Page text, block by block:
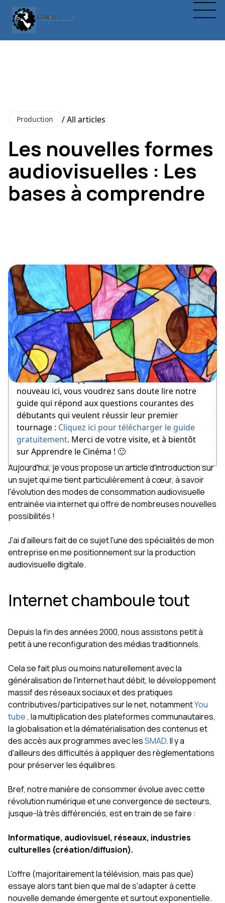
Production / All articles
Les nouvelles formes
audiovisuelles : Les
bases à comprendre
February 15, 2015
Bienvenue sur Apprendre le Cinéma ! Si vous êtes
nouveau ici, vous voudrez sans doute lire notre
guide qui répond aux questions courantes des
débutants qui veulent réussir leur premier
tournage : Cliquez ici pour télécharger le guide
gratuitement. Merci de votre visite, et à bientôt
sur Apprendre le Cinéma ! 🙂
Aujourd'hui, je vous propose un article d'introduction sur
un sujet qui me tient particulièrement à cœur, à savoir
l'évolution des modes de consommation audiovisuelle
entrainée via internet qui offre de nombreuses nouvelles
possibilités !
J'ai d'ailleurs fait de ce sujet l'une des spécialités de mon
entreprise en me positionnement sur la production
audiovisuelle digitale.
Internet chamboule tout
Depuis la fin des années 2000, nous assistons petit à
petit à une reconfiguration des médias traditionnels.
Cela se fait plus ou moins naturellement avec la
généralisation de l'internet haut débit, le développement
massif des réseaux sociaux et des pratiques
contributives/participatives sur le net, notammentYou
tube, la multiplication des plateformes communautaires,
la globalisation et la dématérialisation des contenus et
des accès aux programmes avec lesSMAD. Il y a
d'ailleurs des difficultés à appliquer des règlementations
pour préserver les équilibres.
Bref, notre manière de consommer évolue avec cette
révolution numérique et une convergence de secteurs,
jusque-là très différenciés, est en train de se faire :
Informatique, audiovisuel, réseaux, industries
culturelles (création/diffusion).
L'offre (majoritairement la télévision, mais pas que)
essaye alors tant bien que mal de s'adapter à cette
nouvelle demande émergente et surtout exponentielle.